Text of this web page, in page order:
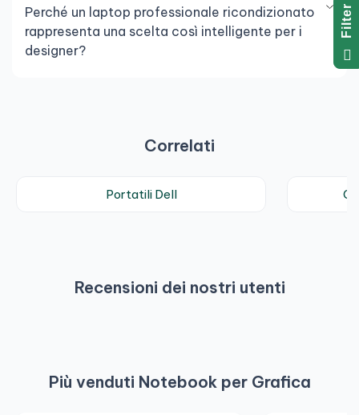
Perché un laptop professionale ricondizionato
rappresenta una scelta così intelligente per i
designer?
Correlati
Portatili Dell
Recensioni dei nostri utenti
Più venduti Notebook per Grafica
R